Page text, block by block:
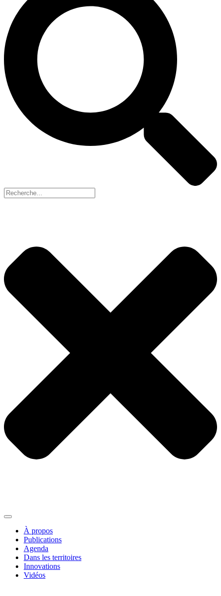
À propos
Publications
Agenda
Dans les territoires
Innovations
Vidéos